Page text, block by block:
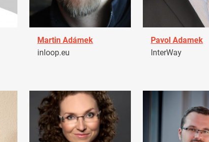
Martin Adámek
inloop.eu
Pavol Adamek
InterWay